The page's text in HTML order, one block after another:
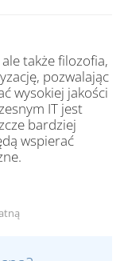
także filozofia,
pozwalając
wysokiej jakości
IT jest
bardziej
wspierać